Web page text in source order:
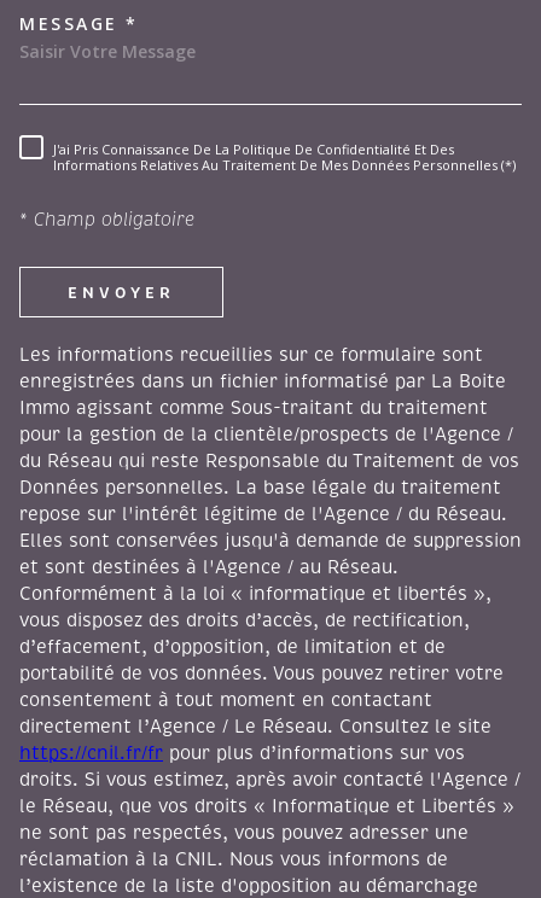
MESSAGE *
RÈGLEMENTATION
J'ai Pris Connaissance De La Politique De Confidentialité Et Des
Informations Relatives Au Traitement De Mes Données Personnelles (*)
* Champ obligatoire
ENVOYER
Les informations recueillies sur ce formulaire sont
enregistrées dans un fichier informatisé par La Boite
Immo agissant comme Sous-traitant du traitement
pour la gestion de la clientèle/prospects de l'Agence /
du Réseau qui reste Responsable du Traitement de vos
Données personnelles. La base légale du traitement
repose sur l'intérêt légitime de l'Agence / du Réseau.
Elles sont conservées jusqu'à demande de suppression
et sont destinées à l'Agence / au Réseau.
Conformément à la loi « informatique et libertés »,
vous disposez des droits d’accès, de rectification,
d’effacement, d’opposition, de limitation et de
portabilité de vos données. Vous pouvez retirer votre
consentement à tout moment en contactant
directement l’Agence / Le Réseau. Consultez le site
https://cnil.fr/fr pour plus d’informations sur vos
droits. Si vous estimez, après avoir contacté l'Agence /
le Réseau, que vos droits « Informatique et Libertés »
ne sont pas respectés, vous pouvez adresser une
réclamation à la CNIL. Nous vous informons de
l’existence de la liste d'opposition au démarchage